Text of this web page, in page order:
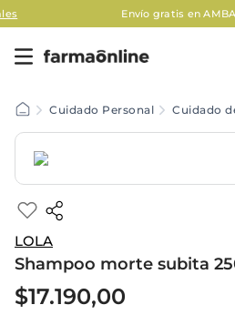
Envío gratis en AMBA en
Cuidado Personal Cuidado
LOLA
Shampoo morte subita
$17.190,00